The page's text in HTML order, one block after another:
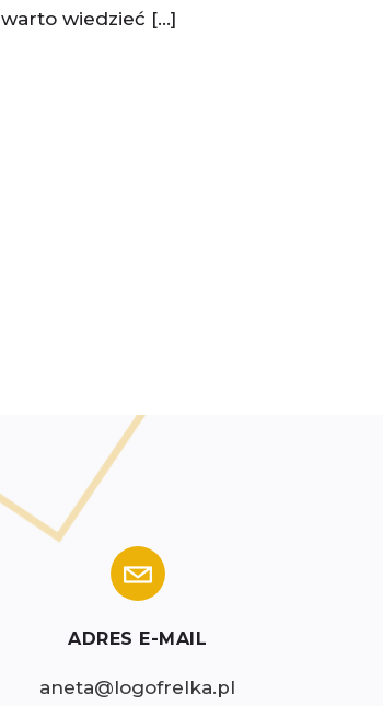
warto wiedzieć […]
ADRES E-MAIL
aneta@logofrelka.pl